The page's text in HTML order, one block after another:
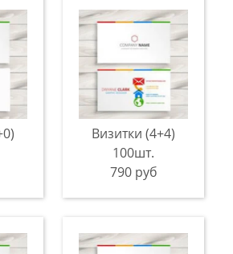
Визитки (4+4)
100шт.
790 руб